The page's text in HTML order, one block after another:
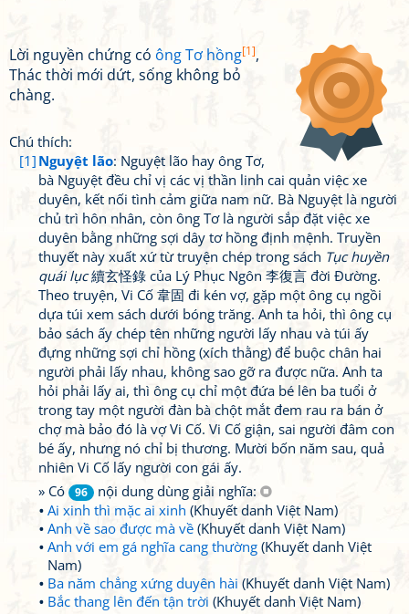
Lời nguyền chứng có ông Tơ hồng[1],
Thác thời mới dứt, sống không bỏ
chàng.
Chú thích:
[1] Nguyệt lão: Nguyệt lão hay ông Tơ,
bà Nguyệt đều chỉ vị các vị thần linh cai quản việc xe
duyên, kết nối tình cảm giữa nam nữ. Bà Nguyệt là người
chủ trì hôn nhân, còn ông Tơ là người sắp đặt việc xe
duyên bằng những sợi dây tơ hồng định mệnh. Truyền
thuyết này xuất xứ từ truyện chép trong sách Tục huyền
quái lục續玄怪錄 của Lý Phục Ngôn 李復言 đời Đường.
Theo truyện, Vi Cố 韋固 đi kén vợ, gặp một ông cụ ngồi
dựa túi xem sách dưới bóng trăng. Anh ta hỏi, thì ông cụ
bảo sách ấy chép tên những người lấy nhau và túi ấy
đựng những sợi chỉ hồng (xích thằng) để buộc chân hai
người phải lấy nhau, không sao gỡ ra được nữa. Anh ta
hỏi phải lấy ai, thì ông cụ chỉ một đứa bé lên ba tuổi ở
trong tay một người đàn bà chột mắt đem rau ra bán ở
chợ mà bảo đó là vợ Vi Cố. Vi Cố giận, sai người đâm con
bé ấy, nhưng nó chỉ bị thương. Mười bốn năm sau, quả
nhiên Vi Cố lấy người con gái ấy.
» Có
96
nội dung dùng giải nghĩa:
Ai xinh thì mặc ai xinh (Khuyết danh Việt Nam)
Anh về sao được mà về (Khuyết danh Việt Nam)
Anh với em gá nghĩa cang thường (Khuyết danh Việt
Nam)
Ba năm chẳng xứng duyên hài (Khuyết danh Việt Nam)
Bắc thang lên đến tận trời (Khuyết danh Việt Nam)